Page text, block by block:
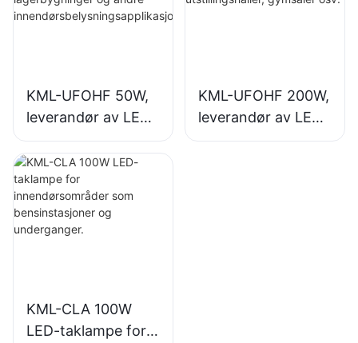
innendørsbelysning
KML-UFOHF 50W,
leverandør av LED-
høybaylys for
industrianlegg,
lagerbygninger og
andre
innendørsbelysning
KML-UFOHF 200W,
leverandør av LED-
høybalys for
KML-CLA 100W
LED-taklampe for